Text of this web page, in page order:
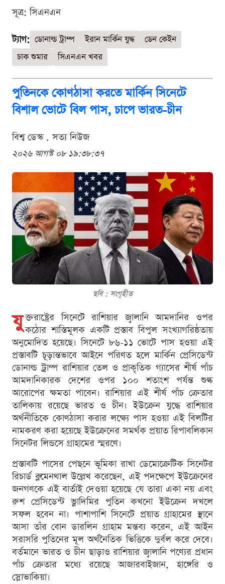
সূত্র: সিএনএন
ট্যাগ: ডোনাল্ড ট্রাম্প ইরান মার্কিন যুদ্ধ
ডেন কেইন
চাক শুমার
সিএনএন খবর
পুতিনকে কোণঠাসা করতে মার্কিন সিনেটে
বিশাল ভোটে বিল পাস, চাপে ভারত-চীন
বিশ্ব ডেস্ক . সত্য নিউজ
২০২৬ আগস্ট ০৮ ১৯:৩৮:৩৭
ছবি : সংগৃহীত
যু ক্তরাষ্ট্রের সিনেটে রাশিয়ার জ্বালানি আমদানির ওপর
কঠোর শাস্তিমূলক একটি প্রস্তাব বিপুল সংখ্যাগরিষ্ঠতায়
অনুমোদিত হয়েছে। সিনেটে ৮৬-১১ ভোটে পাস হওয়া এই
প্রস্তাবটি চূড়ান্তভাবে আইনে পরিণত হলে মার্কিন প্রেসিডেন্ট
ডোনাল্ড ট্রাম্প রাশিয়ার তেল ও প্রাকৃতিক গ্যাসের শীর্ষ পাঁচ
আমদানিকারক দেশের ওপর ১০০ শতাংশ পর্যন্ত শুল্ক
আরোপের ক্ষমতা পাবেন। রাশিয়ার এই শীর্ষ পাঁচ ক্রেতার
তালিকায় রয়েছে ভারত ও চীন। ইউক্রেন যুদ্ধে রাশিয়ার
অর্থনীতিকে কোণঠাসা করার লক্ষ্যে পাস হওয়া এই বিলটির
নামকরণ করা হয়েছে ইউক্রেনের সমর্থক প্রয়াত রিপাবলিকান
সিনেটর লিন্ডসে গ্রাহামের স্মরণে।
প্রস্তাবটি পাসের পেছনে ভূমিকা রাখা ডেমোক্রেটিক সিনেটর
রিচার্ড ব্লুমেনথাল উল্লেখ করেছেন, এই পদক্ষেপে ইউক্রেনের
জনগণকে এই বার্তাই দেওয়া হয়েছে যে তারা একা নয় এবং
রুশ প্রেসিডেন্ট ভ্লাদিমির পুতিন কখনো ইউক্রেন দখলে
সফল হবেন না। পাশাপাশি সিনেটে প্রয়াত গ্রাহামের স্থানে
আসা তাঁর বোন ডারলিন গ্রাহাম মন্তব্য করেন, এই আইন
সরাসরি পুতিনের মূল অর্থনৈতিক ভিত্তিকে দুর্বল করে দেবে।
বর্তমানে ভারত ও চীন ছাড়াও রাশিয়ার জ্বালানি পণ্যের প্রধান
পাঁচ ক্রেতার মধ্যে রয়েছে আজারবাইজান, হাঙ্গেরি ও
স্লোভাকিয়া।